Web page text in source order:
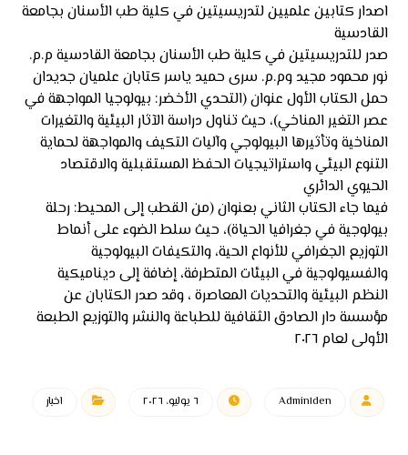
اصدار كتابين علميين لتدريسيتين في كلية طب الأسنان بجامعة
القادسية
صدر للتدريسيتين في كلية طب الأسنان بجامعة القادسية م.م.
نور محمود مجيد وم.م. سرى حميد ياسر كتابان علميان جديدان
حمل الكتاب الأول عنوان (التحدي الأخضر: بيولوجيا المواجهة في
عصر التغير المناخي)، حيث تناول دراسة الآثار البيئية والتغيرات
المناخية وتأثيرها البيولوجي وآليات التكيف والمواجهة لحماية
التنوع البيئي واستراتيجيات الحفظ المستقبلية والاقتصاد
الحيوي الدائري
فيما جاء الكتاب الثاني بعنوان (من القطب إلى المحيط: رحلة
بيولوجية في جغرافيا الحياة)، حيث سلط الضوء على أنماط
التوزيع الجغرافي للأنواع الحية، والتكيفات البيولوجية
والفسيولوجية في البيئات المتطرفة، إضافة إلى ديناميكية
النظم البيئية والتحديات المعاصرة ، وقد صدر الكتابان عن
مؤسسة دار الصادق الثقافية للطباعة والنشر والتوزيع الطبعة
الأولى لعام ٢٠٢٦
Admin١den ٦ يوليو، ٢٠٢٦ اخبار